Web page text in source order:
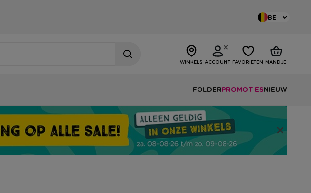
BE
WINKELS ACCOUNT FAVORIETEN MANDJE
FOLDERPROMOTIESNIEUW